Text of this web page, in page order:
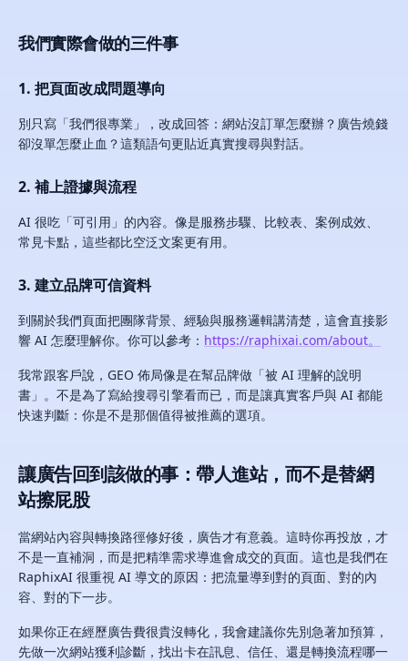
我們實際會做的三件事
1. 把頁面改成問題導向
別只寫「我們很專業」，改成回答：網站沒訂單怎麼辦？廣告燒錢
卻沒單怎麼止血？這類語句更貼近真實搜尋與對話。
2. 補上證據與流程
AI 很吃「可引用」的內容。像是服務步驟、比較表、案例成效、
常見卡點，這些都比空泛文案更有用。
3. 建立品牌可信資料
到關於我們頁面把團隊背景、經驗與服務邏輯講清楚，這會直接影
響 AI 怎麼理解你。你可以參考： https://raphixai.com/about。
我常跟客戶說，GEO 佈局像是在幫品牌做「被 AI 理解的說明
書」。不是為了寫給搜尋引擎看而已，而是讓真實客戶與 AI 都能
快速判斷：你是不是那個值得被推薦的選項。
讓廣告回到該做的事：帶人進站，而不是替網
站擦屁股
當網站內容與轉換路徑修好後，廣告才有意義。這時你再投放，才
不是一直補洞，而是把精準需求導進會成交的頁面。這也是我們在
RaphixAI 很重視 AI 導文的原因：把流量導到對的頁面、對的內
容、對的下一步。
如果你正在經歷廣告費很貴沒轉化，我會建議你先別急著加預算，
先做一次網站獲利診斷，找出卡在訊息、信任、還是轉換流程哪一